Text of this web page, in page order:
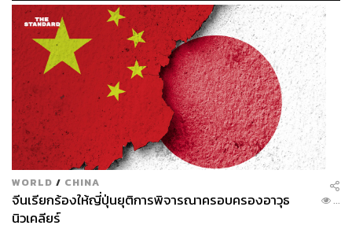
WORLD / CHINA
จีนเรียกร้องให้ญี่ปุ่นยุติการพิจารณาครอบครองอาวุธ
นิวเคลียร์
...